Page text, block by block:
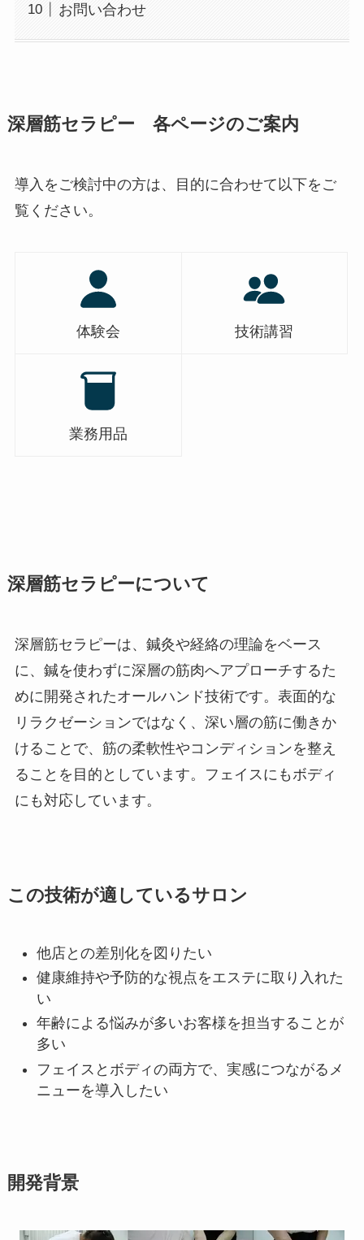
お問い合わせ
深層筋セラピー 各ページのご案内
導入をご検討中の方は、目的に合わせて以下をご
覧ください。
体験会 技術講習
業務用品
深層筋セラピーについて
深層筋セラピーは、鍼灸や経絡の理論をベース
に、鍼を使わずに深層の筋肉へアプローチするた
めに開発されたオールハンド技術です。表面的な
リラクゼーションではなく、深い層の筋に働きか
けることで、筋の柔軟性やコンディションを整え
ることを目的としています。フェイスにもボディ
にも対応しています。
この技術が適しているサロン
他店との差別化を図りたい
健康維持や予防的な視点をエステに取り入れた
い
年齢による悩みが多いお客様を担当することが
多い
フェイスとボディの両方で、実感につながるメ
ニューを導入したい
開発背景